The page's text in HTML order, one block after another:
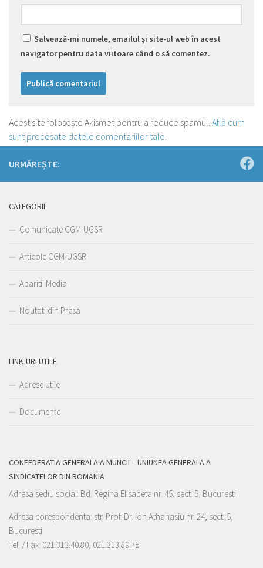
Salvează-mi numele, emailul și site-ul web în acest
navigator pentru data viitoare când o să comentez.
Acest site folosește Akismet pentru a reduce spamul. Află cum
sunt procesate datele comentariilor tale.
URMĂREȘTE:
CATEGORII
Comunicate CGM-UGSR
Articole CGM-UGSR
Aparitii Media
Noutati din Presa
LINK-URI UTILE
Adrese utile
Documente
CONFEDERATIA GENERALA A MUNCII – UNIUNEA GENERALA A
SINDICATELOR DIN ROMANIA
Adresa sediu social: Bd. Regina Elisabeta nr. 45, sect. 5, Bucuresti
Adresa corespondenta: str. Prof. Dr. Ion Athanasiu nr. 24, sect. 5,
Bucuresti
Tel. / Fax: 021.313.40.80, 021.313.89.75